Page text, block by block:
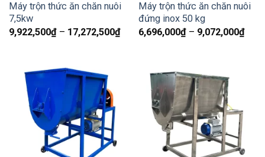
Máy trộn thức ăn chăn nuôi
7,5kw
9,922,500₫ – 17,272,500₫Khoảng
giá:
17,272,500₫
Máy trộn thức ăn chăn nuôi
đứng inox 50 kg
6,696,000₫ – 9,072,000₫
giá: